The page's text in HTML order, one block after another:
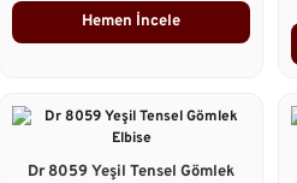
Hemen İncele
Dr 8059 Yeşil Tensel Gömlek